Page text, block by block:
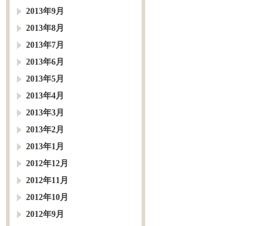
2013年9月
2013年8月
2013年7月
2013年6月
2013年5月
2013年4月
2013年3月
2013年2月
2013年1月
2012年12月
2012年11月
2012年10月
2012年9月